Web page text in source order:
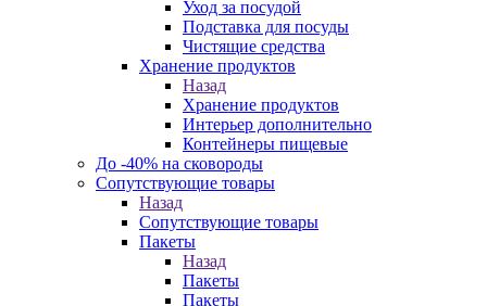
Уход за посудой
Подставка для посуды
Чистящие средства
Хранение продуктов
Назад
Хранение продуктов
Интерьер дополнительно
Контейнеры пищевые
До -40% на сковороды
Сопутствующие товары
Назад
Сопутствующие товары
Пакеты
Назад
Пакеты
Пакеты